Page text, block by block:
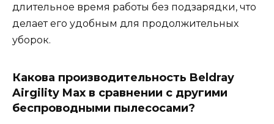
длительное время работы без подзарядки, что
делает его удобным для продолжительных
уборок.
Какова производительность Beldray
Airgility Max в сравнении с другими
беспроводными пылесосами?